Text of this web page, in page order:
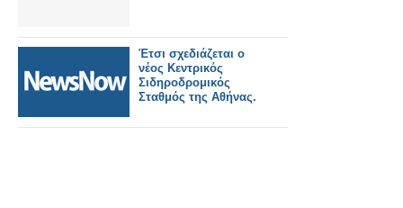
Έτσι σχεδιάζεται ο
νέος Κεντρικός
Σιδηροδρομικός
Σταθμός της Αθήνας.